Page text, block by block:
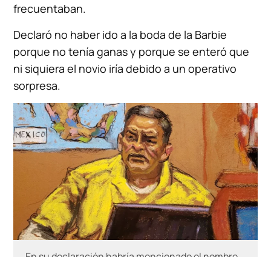
frecuentaban.
Declaró no haber ido a la boda de la Barbie
porque no tenía ganas y porque se enteró que
ni siquiera el novio iría debido a un operativo
sorpresa.